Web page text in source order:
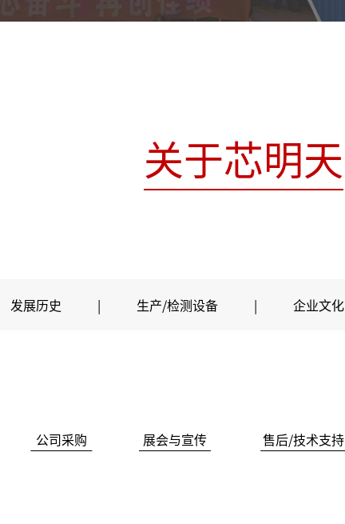
关于芯明天
发展历史 | 生产/检测设备 | 企业文化
公司采购 展会与宣传 售后/技术支持